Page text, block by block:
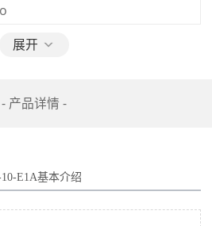
展开
- 产品详情 -
E1A